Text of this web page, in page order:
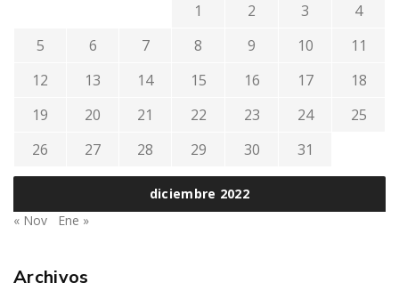
diciembre 2022
1 2 3
4
5
6 7 8 9 10
11
12
13 14 15 16 17
18
19
20 21 22 23 24
25
26
27 28 29 30 31
« Nov Ene »
Archivos